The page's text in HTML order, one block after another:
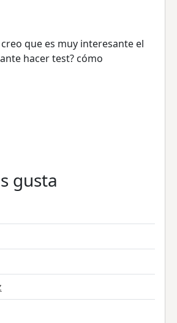
que es muy interesante el
hacer test? cómo
gusta